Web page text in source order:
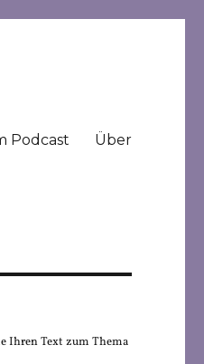
Podcast Über
Ihren Text zum Thema